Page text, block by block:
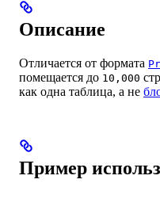
Описание
Отличается от формата
помещается до 10,000
как одна таблица, а не
Пример